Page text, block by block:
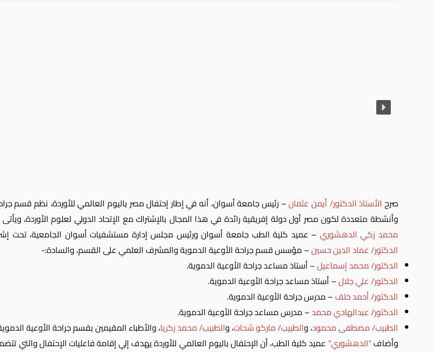
صرح الأستاذ الدكتور/ أيمن عثمان– رئيس جامعة أسوان، أنه في إطار إحتفال مصر باليوم العالمي للأوردة، نظم قسم
وأنشطة متعددة لكون مصر أول دولة إفريقية رائدة في هذا المجال بالإشتراك مع الإتحاد الدولي لعلوم الأوردة،
محمد زكي الدهشوري – عميد كلية الطب جامعة أسوان ورئيس مجلس إدارة مستشفيات أسوان الجامعية، تحت
الدكتور/ عماد الدين حسين– مؤسس قسم جراحة الأوعية الدموية والمشرف العلمي على القسم، والسادة:-
الدكتور/ محمد إسماعيل– أستاذ مساعد جراحة الأوعية الدموية.
الدكتور/ علي جلال– أستاذ مساعد جراحة الأوعية الدموية.
الدكتور/ أحمد خلف–مدرس جراحة الأوعية الدموية.
الدكتور/ عبدالهادي محمد– مدرس مساعد جراحة الأوعية الدموية.
الطبيب/ مصطفى محمود، والطبيب/ ماركو شحات، والطبيب/ محمد زكريا، والأطباء المقيمين بقسم جراحة الأوعية
وأضاف“الدهشوري” عميد كلية الطب، أن الإحتفال باليوم العالمي للأوردة يهدف إلي إقامة فاعليات الإحتفال والتي